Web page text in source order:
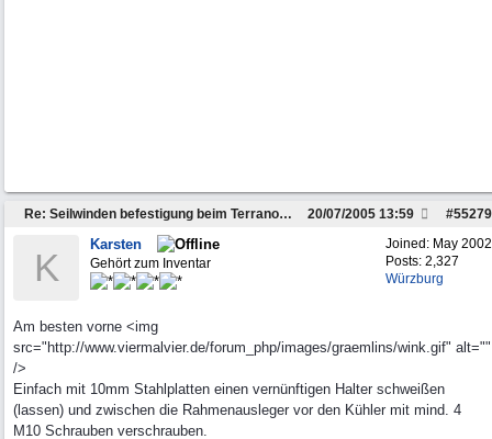
Re: Seilwinden befestigung beim Terrano??? #55279
20/07/2005 13:59
Joined: May 2002
Posts: 2,327
Würzburg
K
Karsten
Gehört zum Inventar
Am besten vorne <img
src="http://www.viermalvier.de/forum_php/images/graemlins/wink.gif" alt=""
/>
Einfach mit 10mm Stahlplatten einen vernünftigen Halter schweißen
(lassen) und zwischen die Rahmenausleger vor den Kühler mit mind. 4
M10 Schrauben verschrauben.